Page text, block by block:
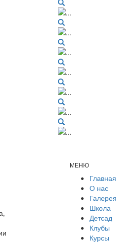
МЕНЮ
Главная
О нас
Галерея
Школа
Детсад
Клубы
Курсы